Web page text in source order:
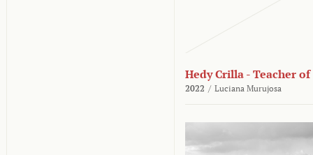
Hedy Crilla - Teacher
2022 / Luciana Murujosa